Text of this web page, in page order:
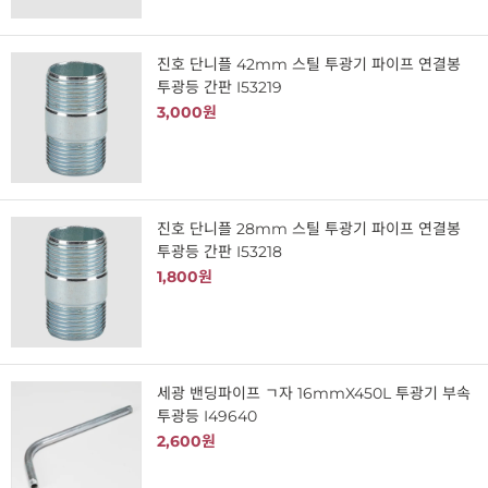
진호 단니플 42mm 스틸 투광기 파이프 연결봉
투광등 간판 I53219
3,000원
진호 단니플 28mm 스틸 투광기 파이프 연결봉
투광등 간판 I53218
1,800원
세광 밴딩파이프 ㄱ자 16mmX450L 투광기 부속
투광등 I49640
2,600원